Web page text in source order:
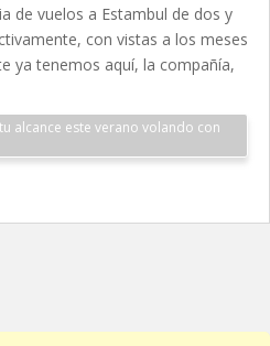
de vuelos a Estambul de dos y
con vistas a los meses
ya tenemos aquí, la compañía,
alcance este verano volando con